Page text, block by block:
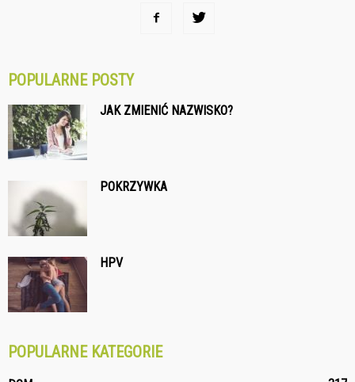
POPULARNE POSTY
JAK ZMIENIĆ NAZWISKO?
POKRZYWKA
HPV
POPULARNE KATEGORIE